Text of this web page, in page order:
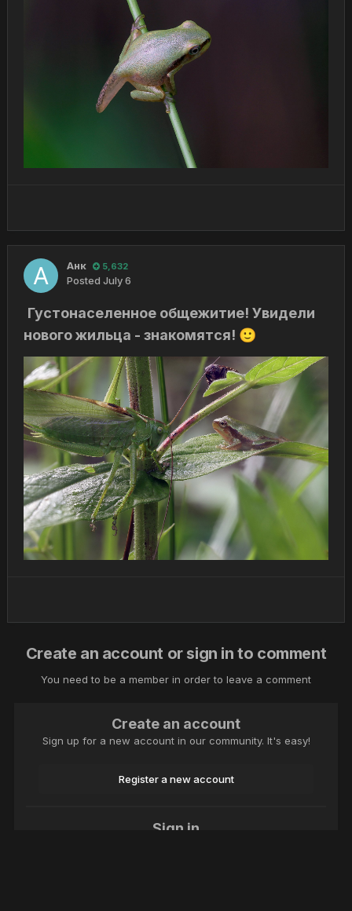
Анк 5,632
Posted July 6
Густонаселенное общежитие! Увидели
нового жильца - знакомятся! 🙂
Create an account or sign in to comment
You need to be a member in order to leave a comment
Create an account
Sign up for a new account in our community. It's easy!
Register a new account
Sign in